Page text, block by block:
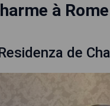
à Rome
de